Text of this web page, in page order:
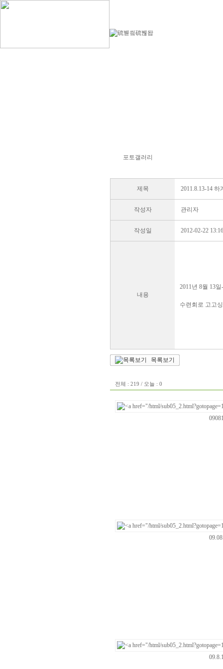
포토갤러리
제목 2011.8.13-14
작성자 관리자
작성일 2012-02-22
내용
2011년 8월 13
수련회로 고고
목록보기
전체 : 219 / 오늘 : 0